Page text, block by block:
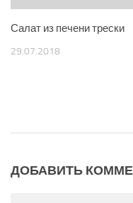
Салат из печени трески
29.07.2018
ДОБАВИТЬ